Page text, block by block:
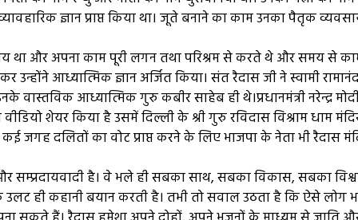
ज्ञान प्राप्त किया था। जूते बनाने का काम उनका पैतृक
था और अपना काम पूरी लगन तथा परिश्रम से करते थे और समय से
आध्यात्मिक ज्ञान अर्जित किया। संत रैदास जी ने स्वामी
आध्यात्मिक गुरु कबीर साहेब ही थे।प्रधानमंत्री नरेन्द्र
शेयर किया है उसमें दिल्ली के श्री गुरु रविदास विश्राम धाम
जगह दलितों का वोट प्राप्त करने के लिए भाजपा के नेता भी रैदास
और सम्प्रदायवादी है। वे भले ही सबका साथ, सबका विकास, सबका
ही कहानी बयान करती है। तभी तो सवाल उठता है कि ऐसे लोग